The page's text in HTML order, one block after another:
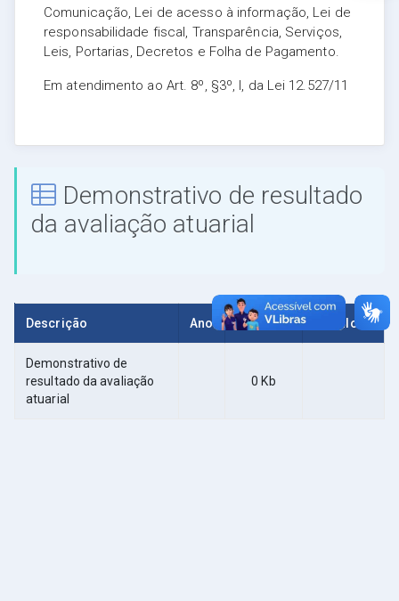
Comunicação, Lei de acesso à informação, Lei de
responsabilidade fiscal, Transparência, Serviços,
Leis, Portarias, Decretos e Folha de Pagamento.
Em atendimento ao Art. 8º, §3º, I, da Lei 12.527/11
Demonstrativo de resultado
da avaliação atuarial
Descrição Ano Tamanho Download
Demonstrativo de
resultado da avaliação
atuarial
0 Kb